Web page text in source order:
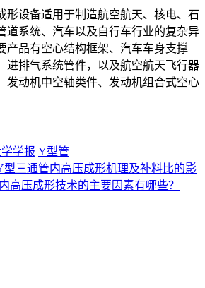
设备适用于制造航空航天、核电、石
道系统、汽车以及自行车行业的复杂异
产品有空心结构框架、汽车车身支撑
进排气系统管件，以及航空航天飞行器
发动机中空轴类件、发动机组合式空心
学报 Y型管
型三通管内高压成形机理及补料比的影
高压成形技术的主要因素有哪些？